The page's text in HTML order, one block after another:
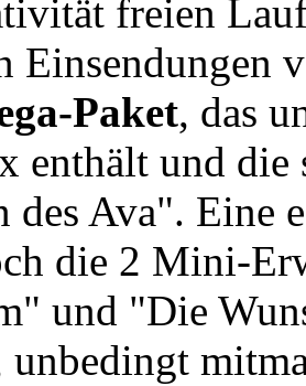
freien
Einsendungen
Paket, das
enthält und die
des Ava". Eine
die 2 Mini-
und "Die
unbedingt